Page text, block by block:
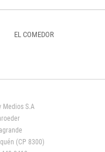
EL COMEDOR
S.A
(CP 8300)